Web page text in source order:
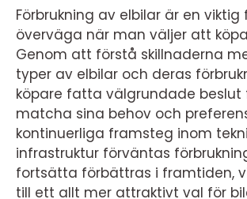
Förbrukning av elbilar är en
överväga när man väljer att
Genom att förstå skillnaderna
typer av elbilar och deras
köpare fatta välgrundade beslut
matcha sina behov och
kontinuerliga framsteg inom
infrastruktur förväntas
fortsätta förbättras i framtiden,
till ett allt mer attraktivt val för